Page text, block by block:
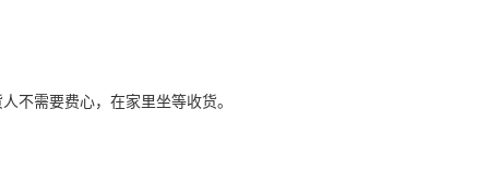
不需要费心，在家里坐等收货。